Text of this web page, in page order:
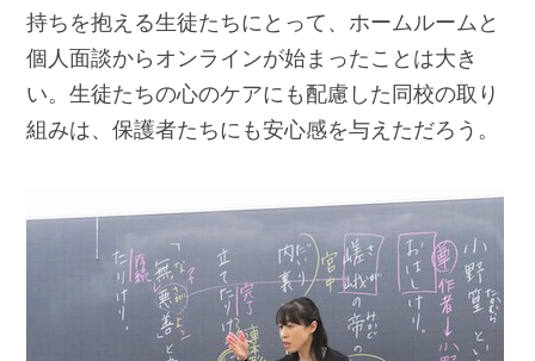
持ちを抱える生徒たちにとって、ホームルームと
個人面談からオンラインが始まったことは大き
い。生徒たちの心のケアにも配慮した同校の取り
組みは、保護者たちにも安心感を与えただろう。